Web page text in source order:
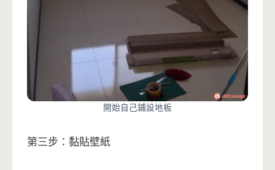
開始自己鋪設地板
第三步：黏貼壁紙